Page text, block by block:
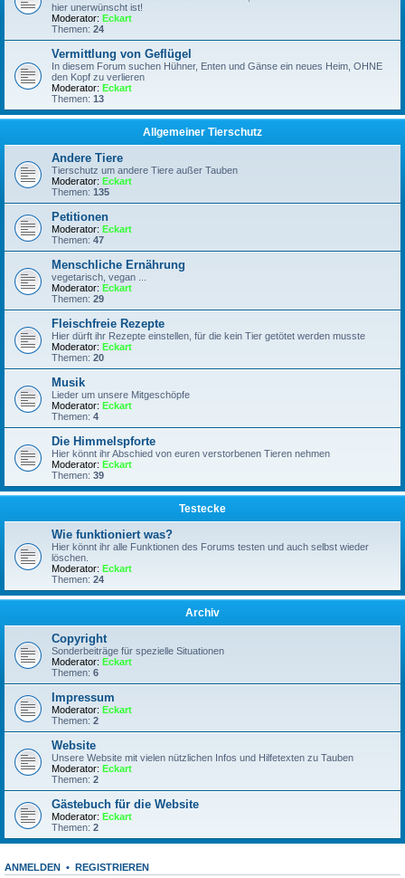
hier unerwünscht ist!
Moderator: Eckart
Themen: 24
Vermittlung von Geflügel
In diesem Forum suchen Hühner, Enten und Gänse ein neues Heim, OHNE
den Kopf zu verlieren
Moderator: Eckart
Themen: 13
Allgemeiner Tierschutz
Andere Tiere
Tierschutz um andere Tiere außer Tauben
Moderator: Eckart
Themen: 135
Petitionen
Moderator: Eckart
Themen: 47
Menschliche Ernährung
vegetarisch, vegan ...
Moderator: Eckart
Themen: 29
Fleischfreie Rezepte
Hier dürft ihr Rezepte einstellen, für die kein Tier getötet werden musste
Moderator: Eckart
Themen: 20
Musik
Lieder um unsere Mitgeschöpfe
Moderator: Eckart
Themen: 4
Die Himmelspforte
Hier könnt ihr Abschied von euren verstorbenen Tieren nehmen
Moderator: Eckart
Themen: 39
Testecke
Wie funktioniert was?
Hier könnt ihr alle Funktionen des Forums testen und auch selbst wieder
löschen.
Moderator: Eckart
Themen: 24
Archiv
Copyright
Sonderbeiträge für spezielle Situationen
Moderator: Eckart
Themen: 6
Impressum
Moderator: Eckart
Themen: 2
Website
Unsere Website mit vielen nützlichen Infos und Hilfetexten zu Tauben
Moderator: Eckart
Themen: 2
Gästebuch für die Website
Moderator: Eckart
Themen: 2
ANMELDEN • REGISTRIEREN